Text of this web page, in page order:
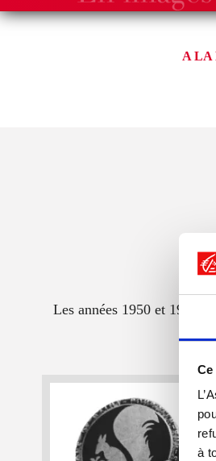
à
A LA
Les années 1950 et 1960